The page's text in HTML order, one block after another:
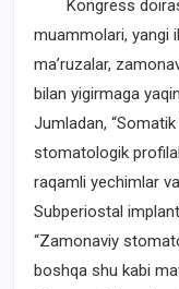
Kongress
muammolari, yangi
ma’ruzalar,
bilan yigirmaga
Jumladan,
stomatologik
raqamli yechimlar
Subperiostal
“Zamonaviy
boshqa shu kabi